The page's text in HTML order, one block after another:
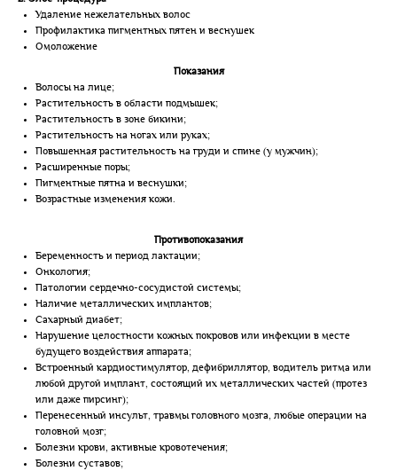
Удаление нежелательных волос
Профилактика пигментных пятен и веснушек
Омоложение
Показания
Волосы на лице;
Растительность в области подмышек;
Растительность в зоне бикини;
Растительность на ногах или руках;
Повышенная растительность на груди и спине (у мужчин);
Расширенные поры;
Пигментные пятна и веснушки;
Возрастные изменения кожи.
Противопоказания
Беременность и период лактации;
Онкология;
Патологии сердечно-сосудистой системы;
Наличие металлических имплантов;
Сахарный диабет;
Нарушение целостности кожных покровов или инфекции в месте
будущего воздействия аппарата;
Встроенный кардиостимулятор, дефибриллятор, водитель ритма или
любой другой имплант, состоящий их металлических частей (протез
или даже пирсинг);
Перенесенный инсульт, травмы головного мозга, любые операции на
головной мозг;
Болезни крови, активные кровотечения;
Болезни суставов;